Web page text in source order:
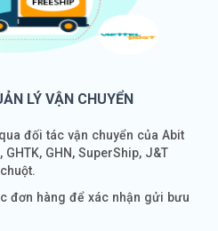
LÝ VẬN CHUYỂN
đối tác vận chuyển của Abit
GHN, SuperShip, J&T
đơn hàng để xác nhận gửi bưu